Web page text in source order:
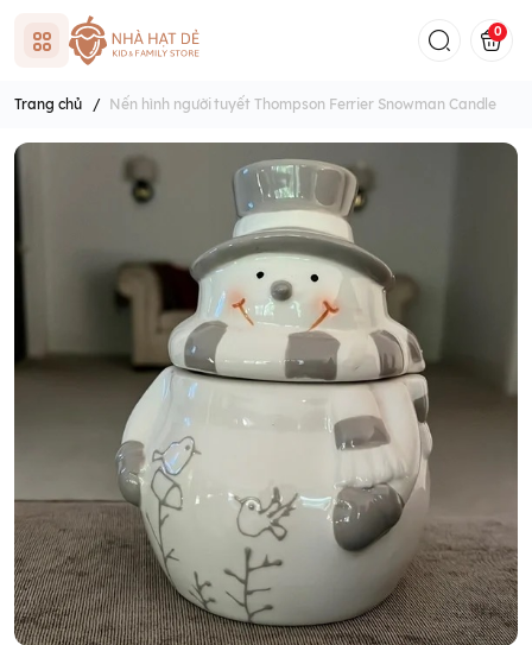
0
Trang chủ / Nến hình người tuyết Thompson Ferrier Snowman Candle